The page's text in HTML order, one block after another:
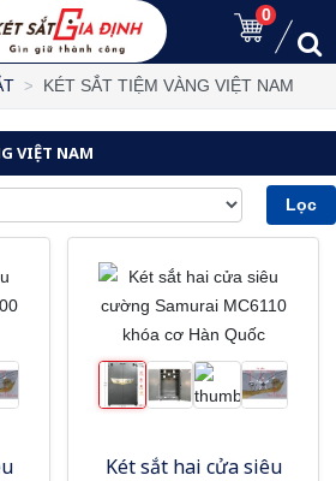
0
KÉT SẮT TIỆM VÀNG VIỆT NAM
VIỆT NAM
Lọc
Két sắt hai cửa siêu